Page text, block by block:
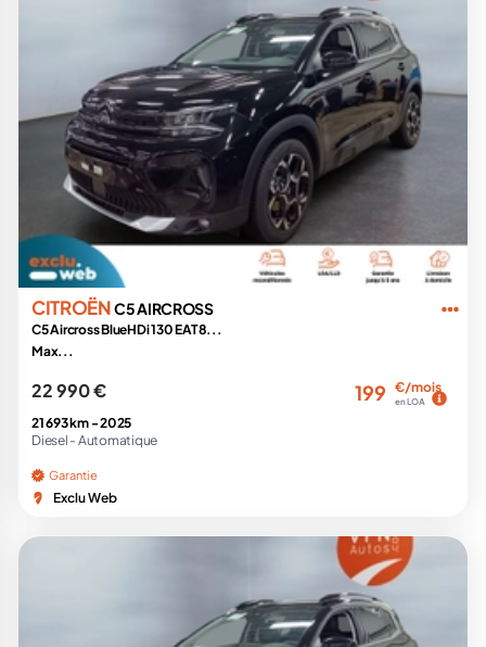
CITROËNC5 AIRCROSS
C5 Aircross BlueHDi 130 EAT8...
Max...
22 990 € 199 €/mois
en LOA
21 693 km -2025
Diesel - Automatique
Garantie
Exclu Web